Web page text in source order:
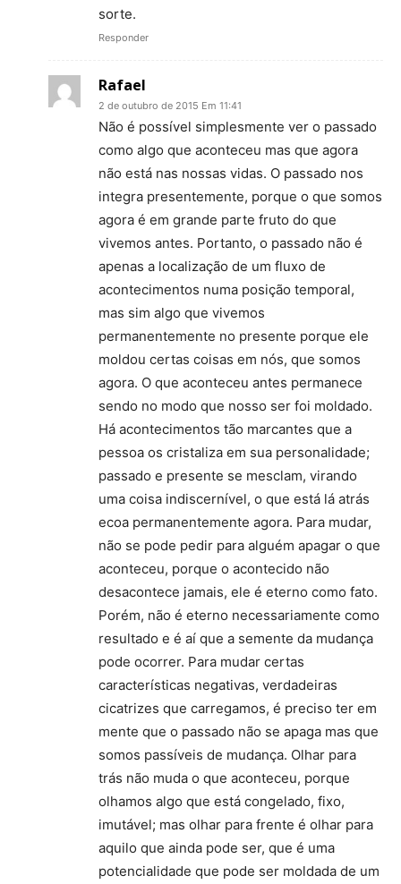
sorte.
Responder
Rafael
2 de outubro de 2015 Em 11:41
Não é possível simplesmente ver o passado
como algo que aconteceu mas que agora
não está nas nossas vidas. O passado nos
integra presentemente, porque o que somos
agora é em grande parte fruto do que
vivemos antes. Portanto, o passado não é
apenas a localização de um fluxo de
acontecimentos numa posição temporal,
mas sim algo que vivemos
permanentemente no presente porque ele
moldou certas coisas em nós, que somos
agora. O que aconteceu antes permanece
sendo no modo que nosso ser foi moldado.
Há acontecimentos tão marcantes que a
pessoa os cristaliza em sua personalidade;
passado e presente se mesclam, virando
uma coisa indiscernível, o que está lá atrás
ecoa permanentemente agora. Para mudar,
não se pode pedir para alguém apagar o que
aconteceu, porque o acontecido não
desacontece jamais, ele é eterno como fato.
Porém, não é eterno necessariamente como
resultado e é aí que a semente da mudança
pode ocorrer. Para mudar certas
características negativas, verdadeiras
cicatrizes que carregamos, é preciso ter em
mente que o passado não se apaga mas que
somos passíveis de mudança. Olhar para
trás não muda o que aconteceu, porque
olhamos algo que está congelado, fixo,
imutável; mas olhar para frente é olhar para
aquilo que ainda pode ser, que é uma
potencialidade que pode ser moldada de um